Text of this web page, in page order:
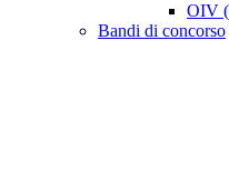
OIV
Bandi di concorso